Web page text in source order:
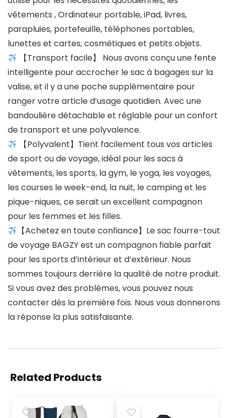
vêtements , Ordinateur portable, iPad, livres,
parapluies, portefeuille, téléphones portables,
lunettes et cartes, cosmétiques et petits objets.
【Transport facile】 Nous avons conçu une fente
intelligente pour accrocher le sac à bagages sur la
valise, et il y a une poche supplémentaire pour
ranger votre article d’usage quotidien. Avec une
bandoulière détachable et réglable pour un confort
de transport et une polyvalence.
【Polyvalent】Tient facilement tous vos articles
de sport ou de voyage, idéal pour les sacs à
vêtements, les sports, la gym, le yoga, les voyages,
les courses le week-end, la nuit, le camping et les
pique-niques, ce serait un excellent compagnon
pour les femmes et les filles.
【Achetez en toute confiance】Le sac fourre-tout
de voyage BAGZY est un compagnon fiable parfait
pour les sports d’intérieur et d’extérieur. Nous
sommes toujours derrière la qualité de notre produit.
Si vous avez des problèmes, vous pouvez nous
contacter dès la première fois. Nous vous donnerons
la réponse la plus satisfaisante.
Related Products